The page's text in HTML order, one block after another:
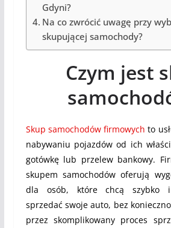
Gdyni?
Na co zwrócić uwagę przy
skupującej samochody?
Czym jest
Skup samochodów firmowych to
nabywaniu pojazdów od ich
gotówkę lub przelew bankowy.
skupem samochodów oferują
dla osób, które chcą szybko i
sprzedać swoje auto, bez
przez skomplikowany proces